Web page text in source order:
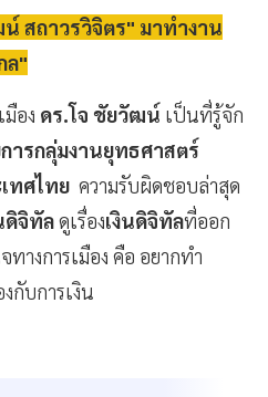
สถาวรวิจิตร" มาทำงาน
ล"
อง ดร.โจ ชัยวัฒน์ เป็นที่รู้จัก
ารกลุ่มงานยุทธศาสตร์
ทศไทย ความรับผิดชอบล่าสุด
ดิจิทัลดูเรื่องเงินดิจิทัลที่ออก
ทางการเมือง คือ อยากทำ
กับการเงิน